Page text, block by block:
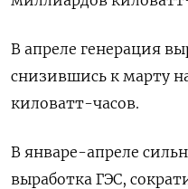
В апреле генерация
снизившись к марту
киловатт-часов.
В январе-апреле
выработка ГЭС,